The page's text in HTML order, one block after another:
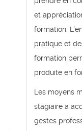
et
formation.
pratique et
formation
produite en
Les moyens
stagiaire a
gestes